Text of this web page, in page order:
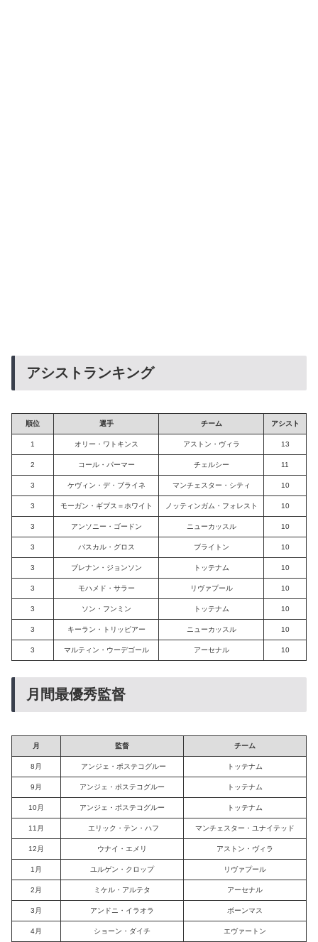
アシストランキング
順位 選手 チーム アシスト
1 オリー・ワトキンス アストン・ヴィラ 13
2 コール・パーマー チェルシー 11
3 ケヴィン・デ・ブライネ マンチェスター・シティ 10
3 モーガン・ギブス＝ホワイト ノッティンガム・フォレスト 10
3 アンソニー・ゴードン ニューカッスル 10
3 パスカル・グロス ブライトン 10
3 ブレナン・ジョンソン トッテナム 10
3 モハメド・サラー リヴァプール 10
3 ソン・フンミン トッテナム 10
3 キーラン・トリッピアー ニューカッスル 10
3 マルティン・ウーデゴール アーセナル 10
月間最優秀監督
月 監督 チーム
8月 アンジェ・ポステコグルー トッテナム
9月 アンジェ・ポステコグルー トッテナム
10月 アンジェ・ポステコグルー トッテナム
11月 エリック・テン・ハフ マンチェスター・ユナイテッド
12月 ウナイ・エメリ アストン・ヴィラ
1月 ユルゲン・クロップ リヴァプール
2月 ミケル・アルテタ アーセナル
3月 アンドニ・イラオラ ボーンマス
4月 ショーン・ダイチ エヴァートン